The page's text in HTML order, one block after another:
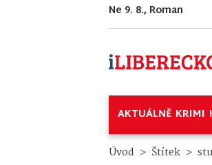
Ne 9. 8., Roman
AKTUÁLNĚ KRIMI
Úvod Štítek